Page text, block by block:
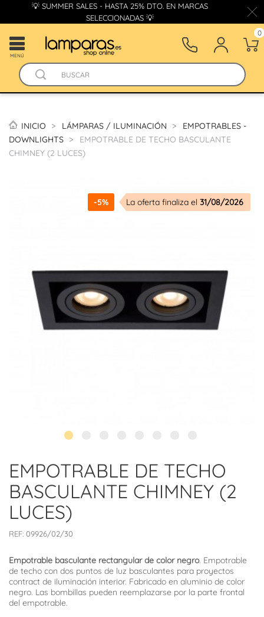
💡 SUMMER SALES - HASTA 25% DTO. EN MARCAS
SELECCIONADAS 💡
MENÚ
0
INICIO LÁMPARAS / ILUMINACIÓN
EMPOTRABLES -
DOWNLIGHTS
EMPOTRABLE DE TECHO BASCULANTE
CHIMNEY (2 LUCES)
-5% La oferta finaliza el 31/08/2026
EMPOTRABLE DE TECHO
BASCULANTE CHIMNEY (2
LUCES)
REF: 09926/02/30
Empotrable basculante rectangular de color negro. Empotrable
de techo con dos puntos de luz basculantes para proyectos
contract de iluminación interior. Fabricado en aluminio de color
negro. Las bombillas pueden reemplazarse por la parte frontal
del empotrable.